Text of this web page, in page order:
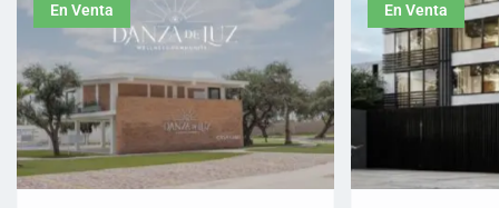
En Venta En Venta